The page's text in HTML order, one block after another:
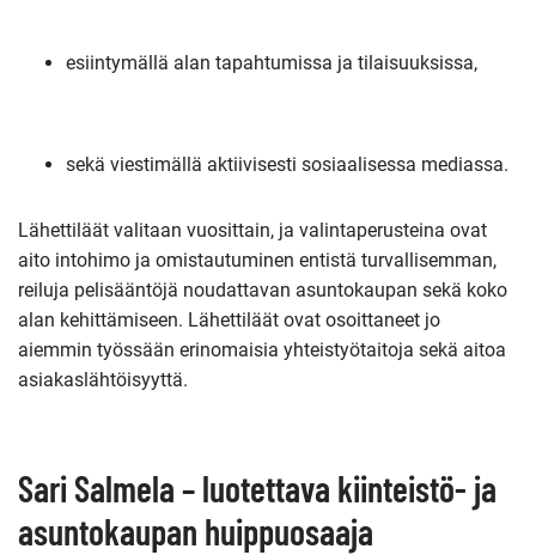
esiintymällä alan tapahtumissa ja tilaisuuksissa,
sekä viestimällä aktiivisesti sosiaalisessa mediassa.
Lähettiläät valitaan vuosittain, ja valintaperusteina ovat
aito intohimo ja omistautuminen entistä turvallisemman,
reiluja pelisääntöjä noudattavan asuntokaupan sekä koko
alan kehittämiseen. Lähettiläät ovat osoittaneet jo
aiemmin työssään erinomaisia yhteistyötaitoja sekä aitoa
asiakaslähtöisyyttä.
Sari Salmela – luotettava kiinteistö- ja
asuntokaupan huippuosaaja